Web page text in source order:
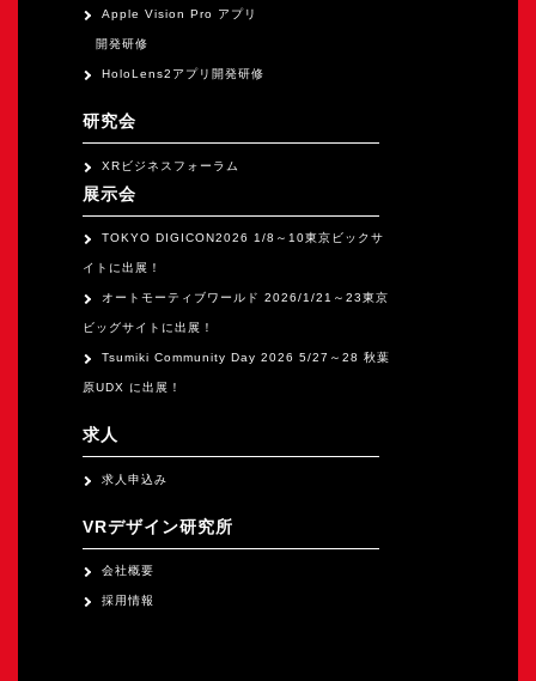
Apple Vision Pro アプリ
開発研修
HoloLens2アプリ開発研修
研究会
XRビジネスフォーラム
展示会
TOKYO DIGICON2026 1/8～10東京ビックサ
イトに出展！
オートモーティブワールド 2026/1/21～23東京
ビッグサイトに出展！
Tsumiki Community Day 2026 5/27～28 秋葉
原UDX に出展！
求人
求人申込み
VRデザイン研究所
会社概要
採用情報